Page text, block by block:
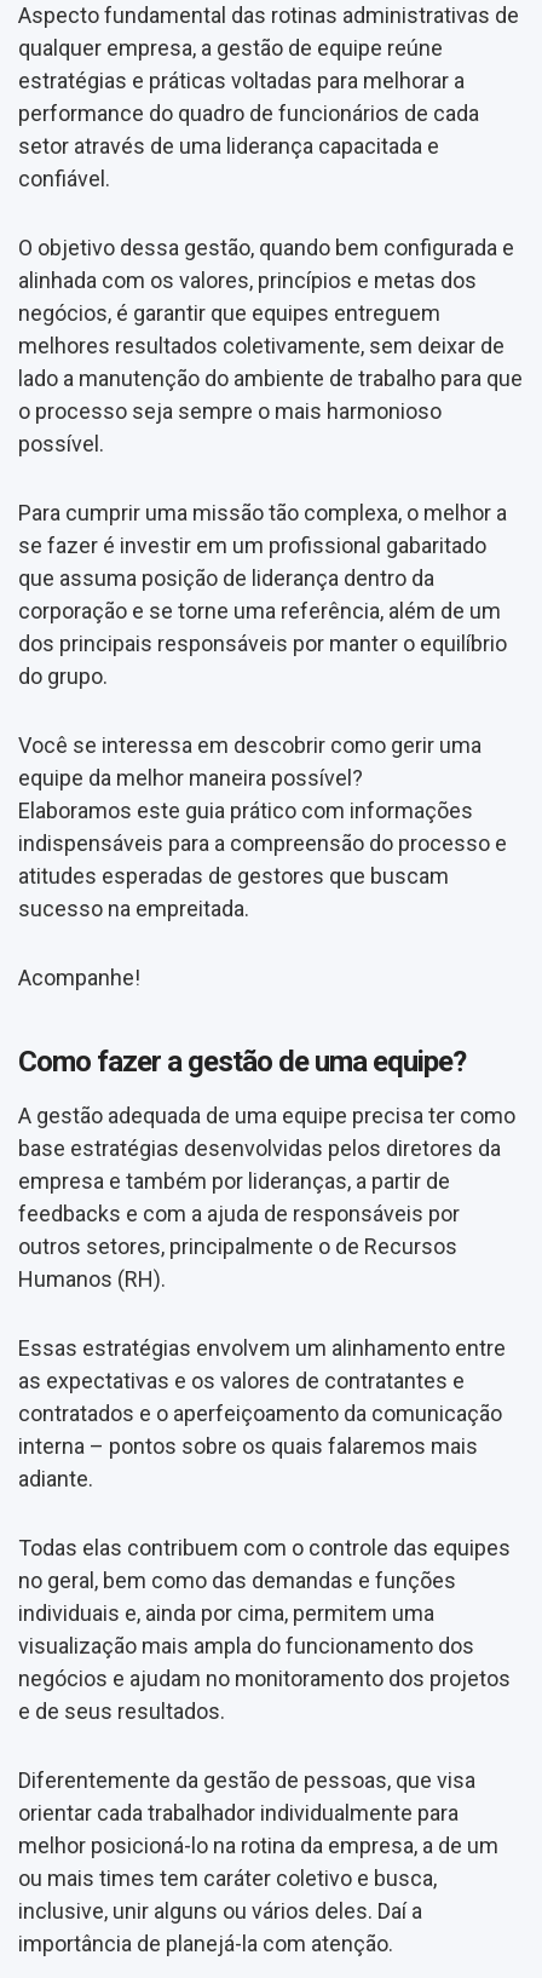
Aspecto fundamental das rotinas administrativas de
qualquer empresa, a gestão de equipe reúne
estratégias e práticas voltadas para melhorar a
performance do quadro de funcionários de cada
setor através de uma liderança capacitada e
confiável.
O objetivo dessa gestão, quando bem configurada e
alinhada com os valores, princípios e metas dos
negócios, é garantir que equipes entreguem
melhores resultados coletivamente, sem deixar de
lado a manutenção do ambiente de trabalho para que
o processo seja sempre o mais harmonioso
possível.
Para cumprir uma missão tão complexa, o melhor a
se fazer é investir em um profissional gabaritado
que assuma posição de liderança dentro da
corporação e se torne uma referência, além de um
dos principais responsáveis por manter o equilíbrio
do grupo.
Você se interessa em descobrir como gerir uma
equipe da melhor maneira possível?
Elaboramos este guia prático com informações
indispensáveis para a compreensão do processo e
atitudes esperadas de gestores que buscam
sucesso na empreitada.
Acompanhe!
Como fazer a gestão de uma equipe?
A gestão adequada de uma equipe precisa ter como
base estratégias desenvolvidas pelos diretores da
empresa e também por lideranças, a partir de
feedbacks e com a ajuda de responsáveis por
outros setores, principalmente o de Recursos
Humanos (RH).
Essas estratégias envolvem um alinhamento entre
as expectativas e os valores de contratantes e
contratados e o aperfeiçoamento da comunicação
interna – pontos sobre os quais falaremos mais
adiante.
Todas elas contribuem com o controle das equipes
no geral, bem como das demandas e funções
individuais e, ainda por cima, permitem uma
visualização mais ampla do funcionamento dos
negócios e ajudam no monitoramento dos projetos
e de seus resultados.
Diferentemente da gestão de pessoas, que visa
orientar cada trabalhador individualmente para
melhor posicioná-lo na rotina da empresa, a de um
ou mais times tem caráter coletivo e busca,
inclusive, unir alguns ou vários deles. Daí a
importância de planejá-la com atenção.